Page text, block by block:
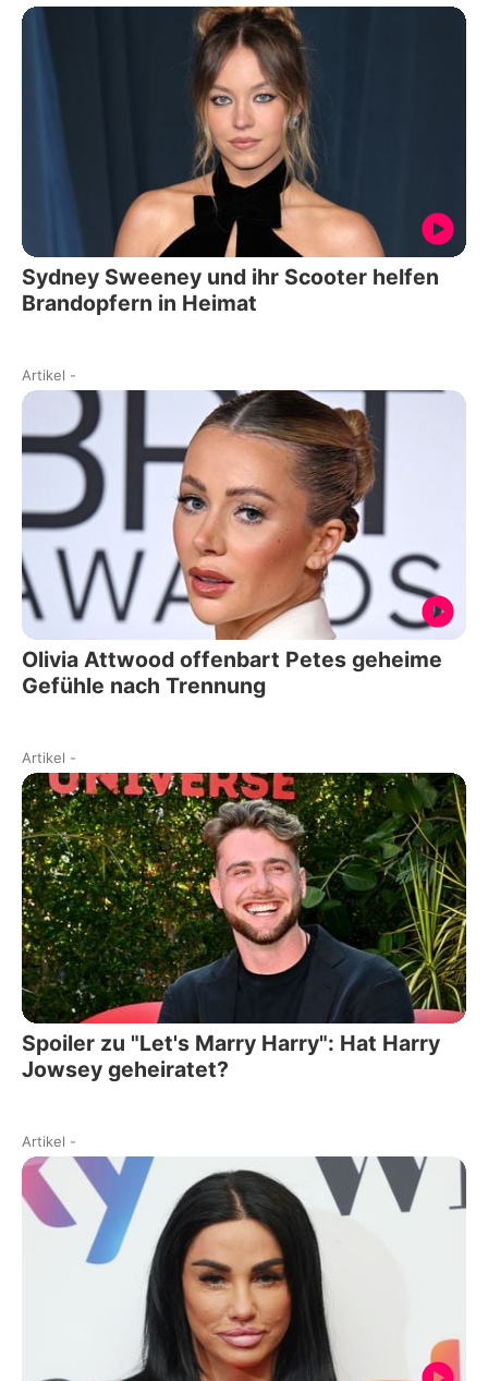
Sydney Sweeney und ihr Scooter helfen
Brandopfern in Heimat
Artikel -
Olivia Attwood offenbart Petes geheime
Gefühle nach Trennung
Artikel -
Spoiler zu "Let's Marry Harry": Hat Harry
Jowsey geheiratet?
Artikel -